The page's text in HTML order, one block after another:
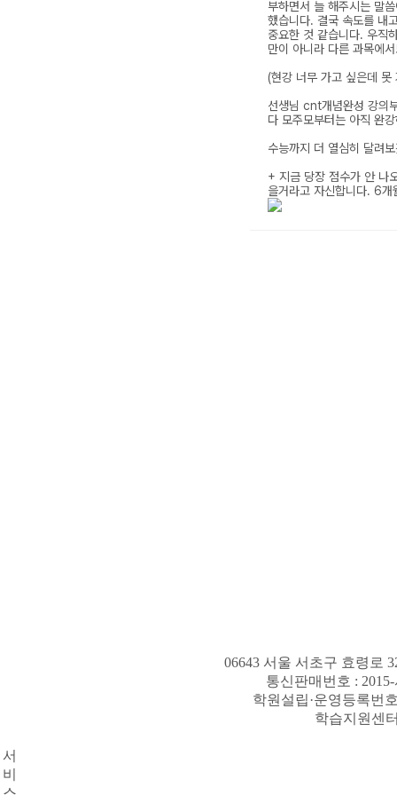
06643 서울 서초구 효령로
통신판매번호 :
학원설립·운영등록번
학습지원센
서
비